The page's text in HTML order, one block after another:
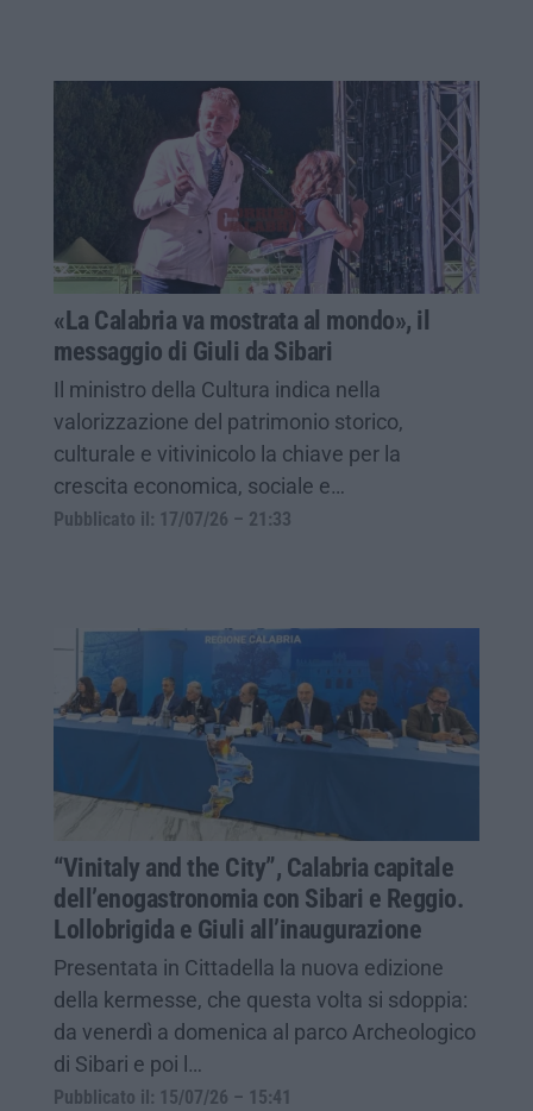
«La Calabria va mostrata al mondo», il
messaggio di Giuli da Sibari
Il ministro della Cultura indica nella
valorizzazione del patrimonio storico,
culturale e vitivinicolo la chiave per la
crescita economica, sociale e…
Pubblicato il: 17/07/26 – 21:33
“Vinitaly and the City”, Calabria capitale
dell’enogastronomia con Sibari e Reggio.
Lollobrigida e Giuli all’inaugurazione
Presentata in Cittadella la nuova edizione
della kermesse, che questa volta si sdoppia:
da venerdì a domenica al parco Archeologico
di Sibari e poi l…
Pubblicato il: 15/07/26 – 15:41